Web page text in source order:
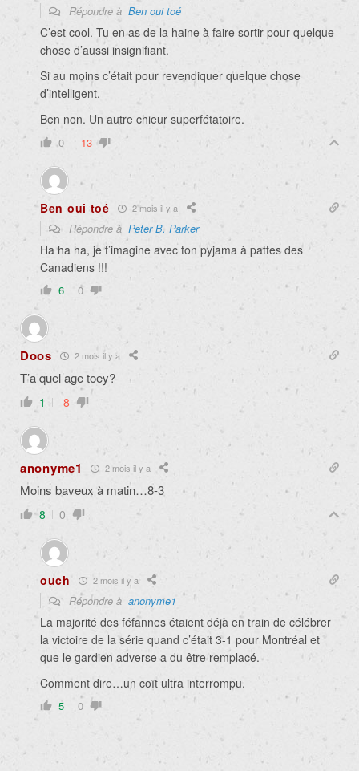
Répondre à Ben oui toé
C’est cool. Tu en as de la haine à faire sortir pour quelque
chose d’aussi insignifiant.
Si au moins c’était pour revendiquer quelque chose
d’intelligent.
Ben non. Un autre chieur superfétatoire.
0 -13
Ben oui toé 2 mois il y a
Répondre à Peter B. Parker
Ha ha ha, je t’imagine avec ton pyjama à pattes des
Canadiens !!!
6 0
Doos 2 mois il y a
T’a quel age toey?
1 -8
anonyme1 2 mois il y a
Moins baveux à matin…8-3
8 0
ouch 2 mois il y a
Répondre à anonyme1
La majorité des féfannes étaient déjà en train de célébrer
la victoire de la série quand c’était 3-1 pour Montréal et
que le gardien adverse a du être remplacé.
Comment dire…un coït ultra interrompu.
5 0